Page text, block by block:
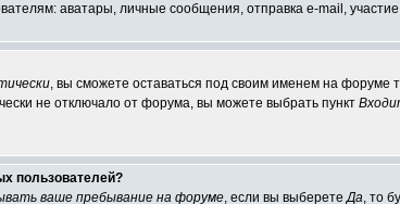
аватары, личные сообщения, отправка e-mail,
, вы сможете оставаться под своим именем на форуме
не отключало от форума, вы можете выбрать пункт
пользователей?
ваше пребывание на форуме, если вы выберетеДа, то